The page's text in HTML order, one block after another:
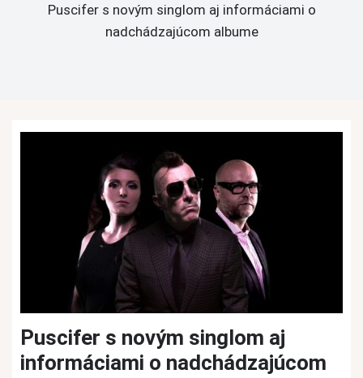
Puscifer s novým singlom aj informáciami o
nadchádzajúcom albume
Puscifer s novým singlom aj
informáciami o nadchádzajúcom